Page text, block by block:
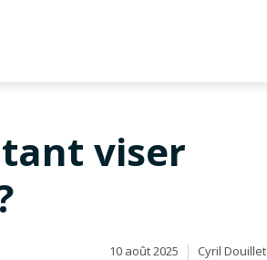
viser
10 août 2025 Cyril Douillet